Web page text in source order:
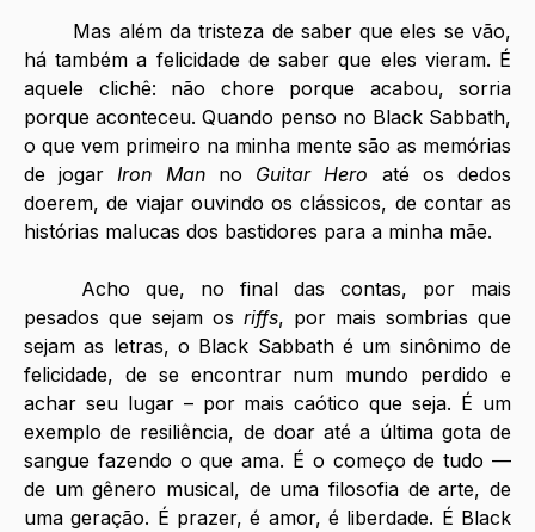
há também a felicidade de saber que eles vieram. É
aquele clichê: não chore porque acabou, sorria
porque aconteceu. Quando penso no Black Sabbath,
o que vem primeiro na minha mente são as memórias
de jogar Iron Man no Guitar Hero até os dedos
doerem, de viajar ouvindo os clássicos, de contar as
histórias malucas dos bastidores para a minha mãe.
pesados que sejam os riffs, por mais sombrias que
sejam as letras, o Black Sabbath é um sinônimo de
felicidade, de se encontrar num mundo perdido e
achar seu lugar – por mais caótico que seja. É um
exemplo de resiliência, de doar até a última gota de
sangue fazendo o que ama. É o começo de tudo —
de um gênero musical, de uma filosofia de arte, de
uma geração. É prazer, é amor, é liberdade. É Black